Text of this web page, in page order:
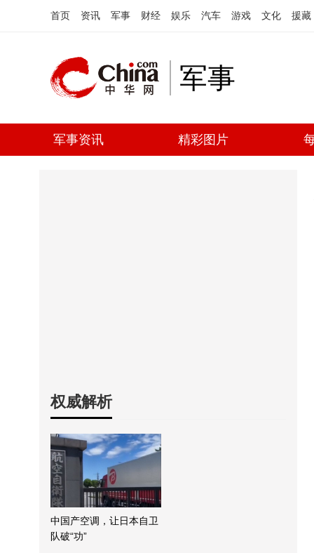
首页 资讯 军事 财经 娱乐 汽车 游戏 文化 援藏
军事
军事资讯 精彩图片
权威解析
中国产空调，让日本自卫
队破“功”